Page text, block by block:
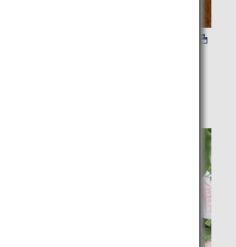
島）
の恵みと産業文化に触れるディナー